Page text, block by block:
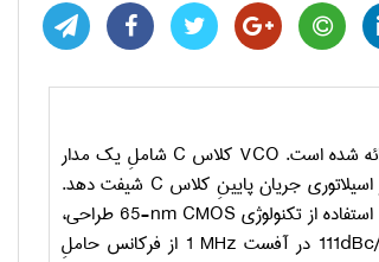
VCO کلاس C شاملِ یک مدار
جریان پایینِ کلاس C شیفت دهد.
استفاده از تکنولوژی 65-nm CMOS طراحی،
در آفست 1 MHz از فرکانس حاملِ